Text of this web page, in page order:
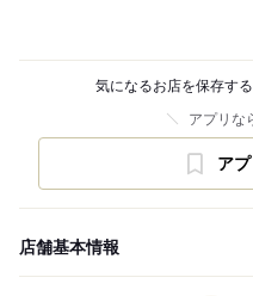
気になるお店を保存す
アプリな
ア
店舗基本情報